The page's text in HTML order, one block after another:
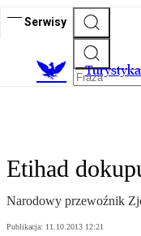
Serwisy
Turystyka
Etihad
Narodowy przewoźnik
Publikacja: 11.10.2013 12:21